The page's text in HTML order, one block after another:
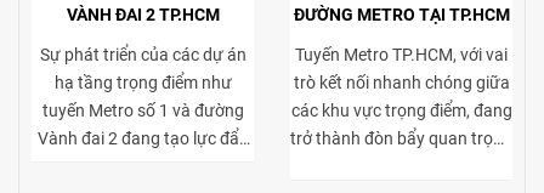
VÀNH ĐAI 2 TP.HCM
Sự phát triển của các dự án
hạ tầng trọng điểm như
tuyến Metro số 1 và đường
Vành đai 2 đang tạo lực đẩy
ĐƯỜNG METRO TẠI TP.HCM
Tuyến Metro TP.HCM, với vai
trò kết nối nhanh chóng giữa
các khu vực trọng điểm, đang
trở thành đòn bẩy quan trọng